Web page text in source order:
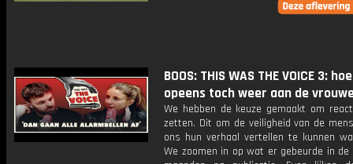
BOOS: THIS WAS THE VOICE 3:
opeens toch weer aan de
We hebben de keuze gemaakt om
zetten. Dit om de veiligheid van de
ons hun verhaal vertellen te kunnen
We zoomen in op wat er gebeurde in de